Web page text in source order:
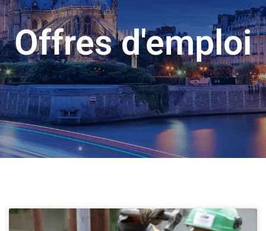
Offres d'emploi